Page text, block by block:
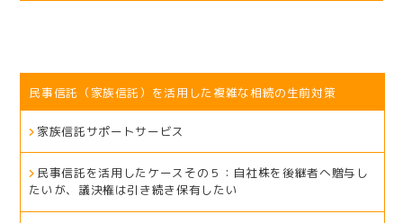
民事信託（家族信託）を活用した複雑な相続の生前対策
家族信託サポートサービス
民事信託を活用したケースその５：自社株を後継者へ贈与し
たいが、議決権は引き続き保有したい